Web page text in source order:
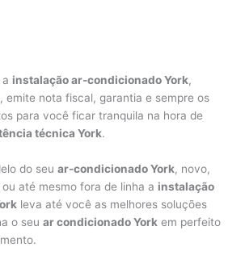
instalação ar-condicionado York,
emite nota fiscal, garantia e sempre os
para você ficar tranquila na hora de
técnica York.
do seuar-condicionado York, novo,
até mesmo fora de linha a instalação
leva até você as melhores soluções
o seuar condicionado York em perfeito